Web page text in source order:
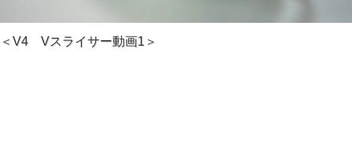
＜V4 Vスライサー動画1＞